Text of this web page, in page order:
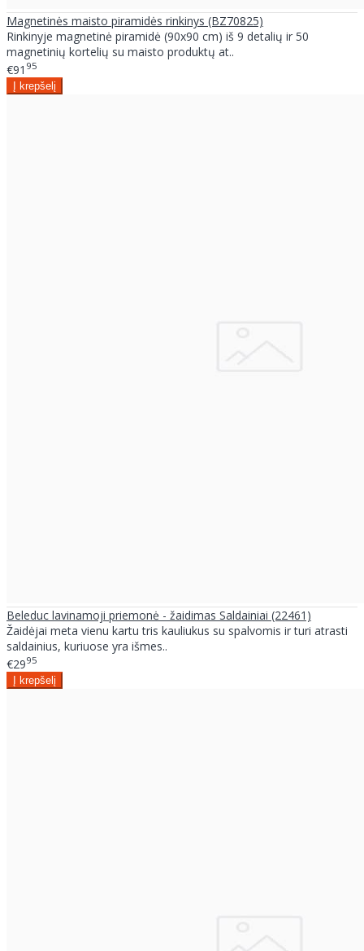
Magnetinės maisto piramidės rinkinys (BZ70825)
Rinkinyje magnetinė piramidė (90x90 cm) iš 9 detalių ir 50
magnetinių kortelių su maisto produktų at..
€91 95
Beleduc lavinamoji priemonė - žaidimas Saldainiai (22461)
Žaidėjai meta vienu kartu tris kauliukus su spalvomis ir turi atrasti
saldainius, kuriuose yra išmes..
€2995